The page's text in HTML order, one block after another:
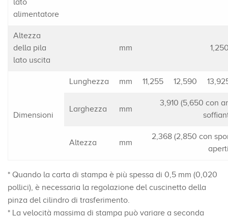
lato
alimentatore
Altezza
della pila
lato uscita
mm
Dimensioni
Lunghezza mm 11,255 12,590
Larghezza mm
3,910 (5,650 con
Altezza mm
2,368 (2,850 con
* Quando la carta di stampa è più spessa di 0,5 mm (0,020
pollici), è necessaria la regolazione del cuscinetto della
pinza del cilindro di trasferimento.
* La velocità massima di stampa può variare a seconda